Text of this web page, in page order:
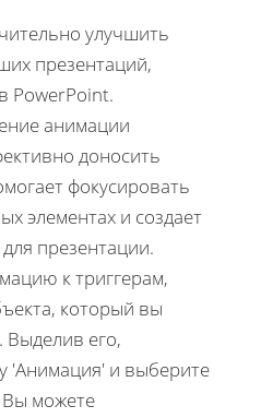
улучшить
презентаций,
PowerPoint.
анимации
доносить
фокусировать
элементах и создает
презентации.
к триггерам,
который вы
Выделив его,
'Анимация' и выберите
можете